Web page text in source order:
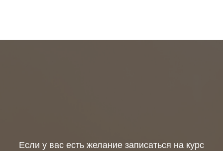
Если у вас есть желание записаться на курс